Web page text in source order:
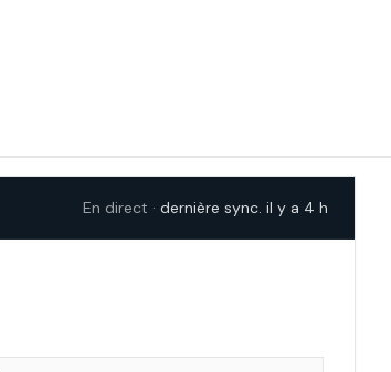
En direct · dernière sync. il y a 4 h